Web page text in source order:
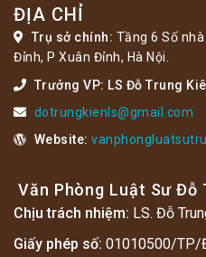
ĐỊA CHỈ
Trụ sở chính: Tầng 6 Số
Đỉnh, P Xuân Đỉnh, Hà Nội.
Trưởng VP: LS Đỗ Trung
dotrungkienls@gmail.com
Website:
Văn Phòng Luật Sư Đỗ
Chịu trách nhiệm: LS. Đỗ
Giấy phép số: 01010500/TP/